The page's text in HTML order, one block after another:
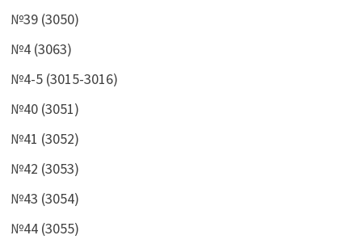
№39 (3050)
№4 (3063)
№4-5 (3015-3016)
№40 (3051)
№41 (3052)
№42 (3053)
№43 (3054)
№44 (3055)